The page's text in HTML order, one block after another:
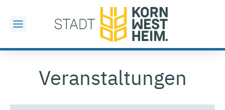
Veranstaltungen